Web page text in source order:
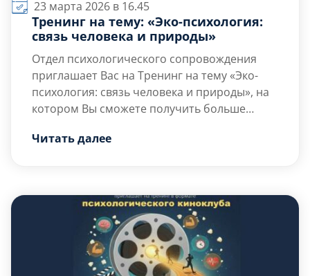
23 марта 2026 в 16.45
Тренинг на тему: «Эко-психология:
связь человека и природы»
Отдел психологического сопровождения
приглашает Вас на Тренинг на тему «Эко-
психология: связь человека и природы», на
котором Вы сможете получить больше
психологические механизмы стоят за
дублируется в отношениях с самим собой и
другими людьми.
ответственности через осознание […]
Читать далее